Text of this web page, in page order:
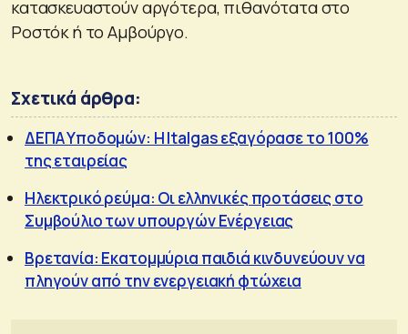
κατασκευαστούν αργότερα, πιθανότατα στο
Ροστόκ ή το Αμβούργο.
Σχετικά άρθρα:
ΔΕΠΑ Υποδομών: H Italgas εξαγόρασε το 100%
της εταιρείας
Ηλεκτρικό ρεύμα: Οι ελληνικές προτάσεις στο
Συμβούλιο των υπουργών Ενέργειας
Βρετανία: Εκατομμύρια παιδιά κινδυνεύουν να
πληγούν από την ενεργειακή φτώχεια